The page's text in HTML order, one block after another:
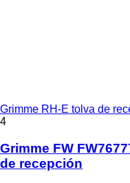
Grimme RH-E tolva de
4
Grimme FW
de recepción